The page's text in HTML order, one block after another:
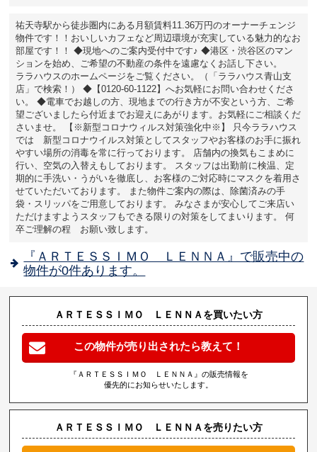
祐天寺駅から徒歩圏内にある月額賃料11.36万円のオーナーチェンジ
物件です！！おいしいカフェなど周辺環境が充実している魅力的なお
部屋です！！ ◆現地へのご案内受付中です♪ ◆港区・渋谷区のマン
ションを始め、ご希望の不動産の条件を遠慮なくお話し下さい。
ララハウスのホームページをご覧ください。（「ララハウス青山支
店」で検索！） ◆【0120-60-1122】へお気軽にお問い合わせくださ
い。 ◆電車でお越しの方、現地までの行き方が不安という方、ご希
望ございましたら付近までお迎えにあがります。お気軽にご相談くだ
さいませ。 【※新型コロナウィルス対策強化中※】 只今ララハウス
では 新型コロナウイルス対策としてスタッフやお客様のお手に振れ
やすい場所の消毒を常に行っております。 店舗内の換気もこまめに
行い、空気の入替えもしております。 スタッフは出勤前に検温、定
期的に手洗い・うがいを徹底し、お客様のご対応時にマスクを着用さ
せていただいております。 また物件ご案内の際は、除菌済みの手
袋・スリッパをご用意しております。 みなさまが安心してご来店い
ただけますようスタッフもできる限りの対策をしてまいります。 何
卒ご理解の程 お願い致します。
『ＡＲＴＥＳＳＩＭＯ ＬＥＮＮＡ』で販売中の
物件が0件あります。
ＡＲＴＥＳＳＩＭＯ ＬＥＮＮＡを買いたい方
この物件が売り出されたら教えて！
『ＡＲＴＥＳＳＩＭＯ ＬＥＮＮＡ』の販売情報を
優先的にお知らせいたします。
ＡＲＴＥＳＳＩＭＯ ＬＥＮＮＡを売りたい方